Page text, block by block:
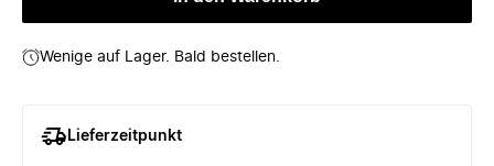
Wenige auf Lager. Bald bestellen.
Lieferzeitpunkt